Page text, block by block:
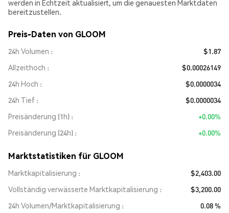
werden in Echtzeit aktualisiert, um die genauesten Marktdaten
bereitzustellen.
Preis-Daten von GLOOM
24h Volumen
$1.87
Allzeithoch
$0.00026149
24h Hoch
$0.0000034
24h Tief
$0.0000034
Preisänderung (1h)
+0.00%
Preisänderung (24h)
+0.00%
Marktstatistiken für GLOOM
Marktkapitalisierung
$2,403.00
Vollständig verwässerte Marktkapitalisierung
$3,200.00
24h Volumen/Marktkapitalisierung
0.08 %